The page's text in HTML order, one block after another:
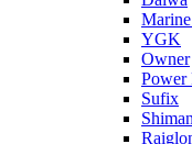
YGK
Owner
Power
Sufix